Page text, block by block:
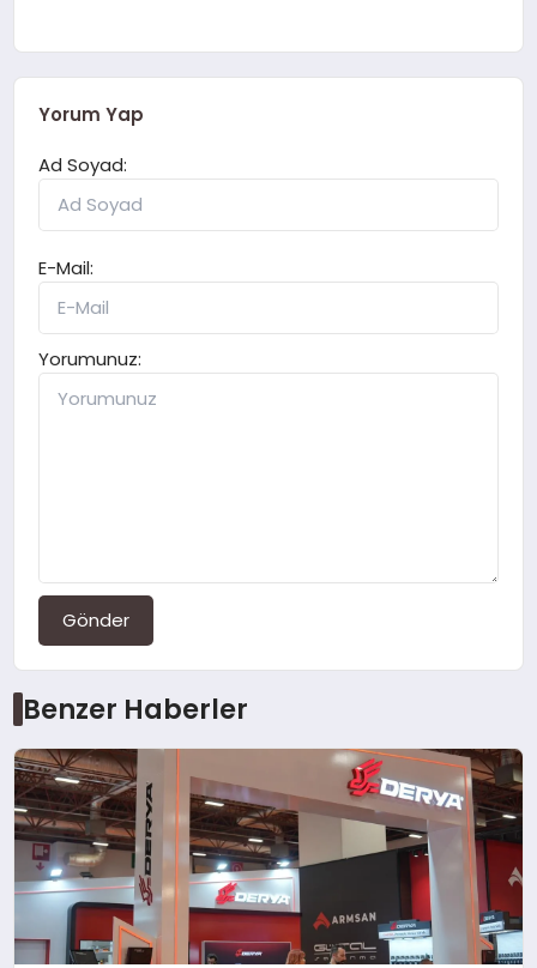
Yorum Yap
Ad Soyad:
E-Mail:
Yorumunuz:
Gönder
Benzer Haberler